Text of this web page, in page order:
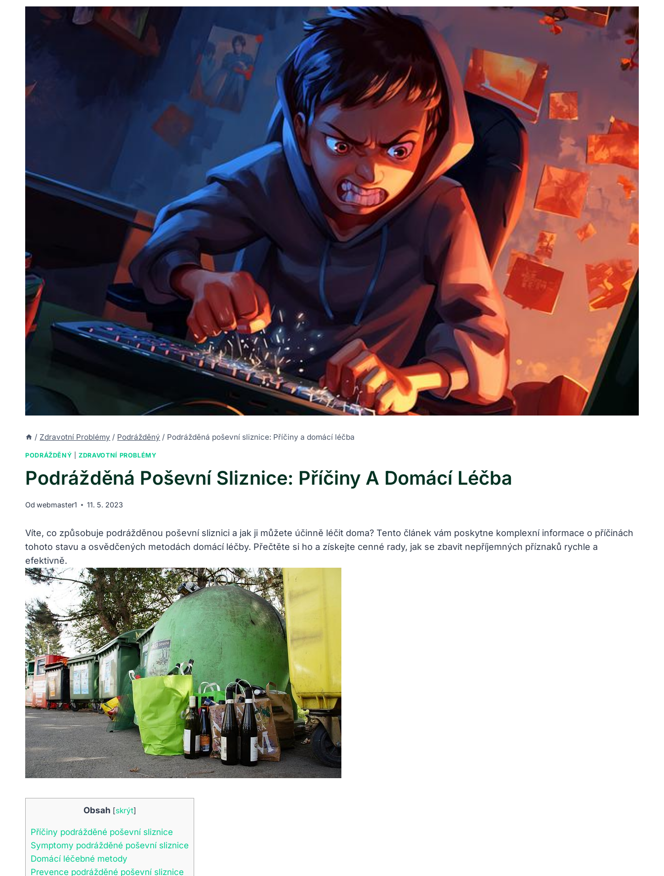
/ Zdravotní Problémy / Podrážděný / Podrážděná poševní sliznice: Příčiny a domácí léčba
PODRÁŽDĚNÝ |ZDRAVOTNÍ PROBLÉMY
Podrážděná Poševní Sliznice: Příčiny A Domácí Léčba
Od webmaster1 11. 5. 2023
Víte, co způsobuje podrážděnou poševní sliznici a jak ji můžete účinně léčit doma? Tento článek vám poskytne komplexní informace o příčinách
tohoto stavu a osvědčených metodách domácí léčby. Přečtěte si ho a získejte cenné rady, jak se zbavit nepříjemných příznaků rychle a
efektivně.
Obsah [skrýt]
Příčiny podrážděné poševní sliznice
Symptomy podrážděné poševní sliznice
Domácí léčebné metody
Prevence podrážděné poševní sliznice